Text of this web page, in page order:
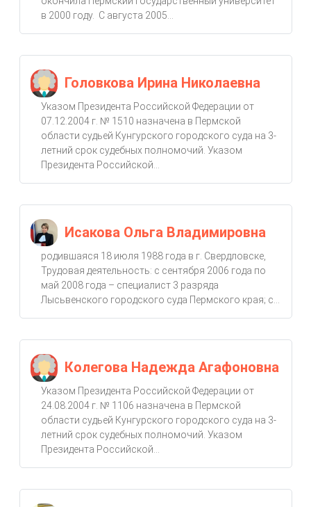
в 2000 году. С августа 2005...
Головкова Ирина Николаевна
Указом Президента Российской Федерации от
07.12.2004 г. № 1510 назначена в Пермской
области судьей Кунгурского городского суда на 3-
летний срок судебных полномочий. Указом
Президента Российской...
Исакова Ольга Владимировна
родившаяся 18 июля 1988 года в г. Свердловске,
Трудовая деятельность: с сентября 2006 года по
май 2008 года – специалист 3 разряда
Лысьвенского городского суда Пермского края; с...
Колегова Надежда Агафоновна
Указом Президента Российской Федерации от
24.08.2004 г. № 1106 назначена в Пермской
области судьей Кунгурского городского суда на 3-
летний срок судебных полномочий. Указом
Президента Российской...